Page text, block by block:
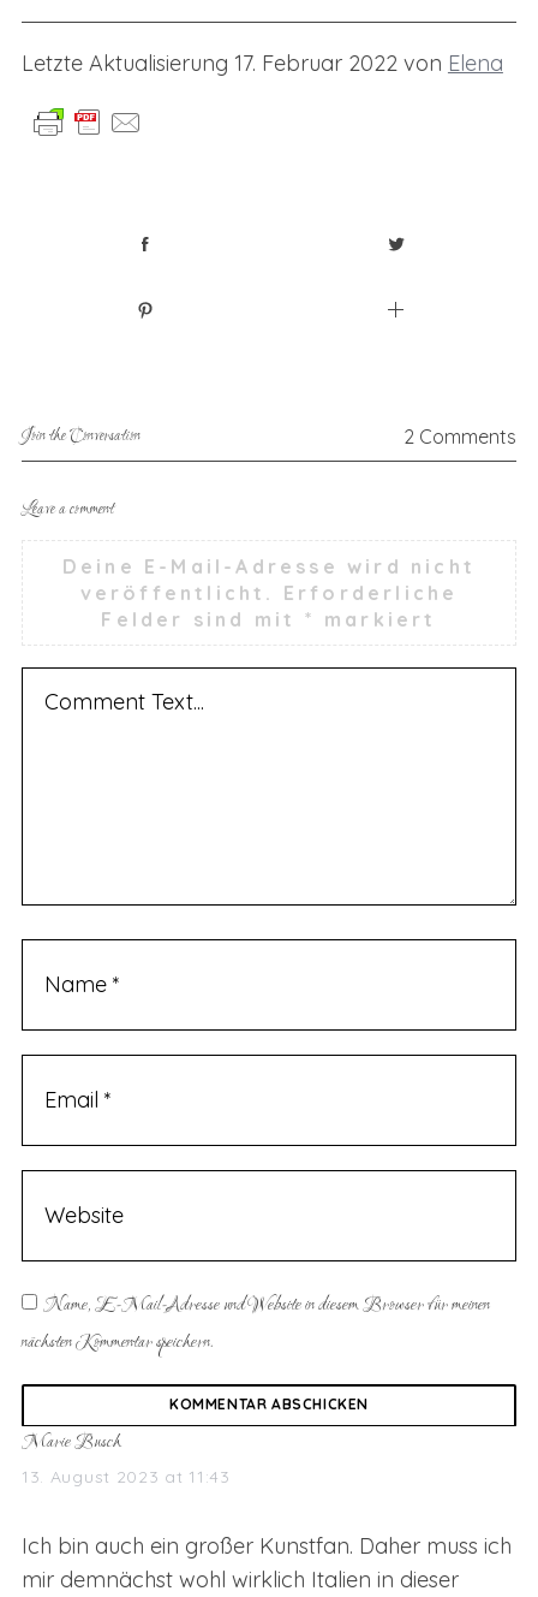
Letzte Aktualisierung 17. Februar 2022 von Elena
Join the Conversation 2 Comments
Leave a comment
Deine E-Mail-Adresse wird nicht
veröffentlicht.
Erforderliche
Felder sind mit * markiert
Name, E-Mail-Adresse und Website in diesem Browser für meinen
nächsten Kommentar speichern.
s
a
s
:
Marie Busch
13. August 2023 at 11:43
Ich bin auch ein großer Kunstfan. Daher muss ich
mir demnächst wohl wirklich Italien in dieser